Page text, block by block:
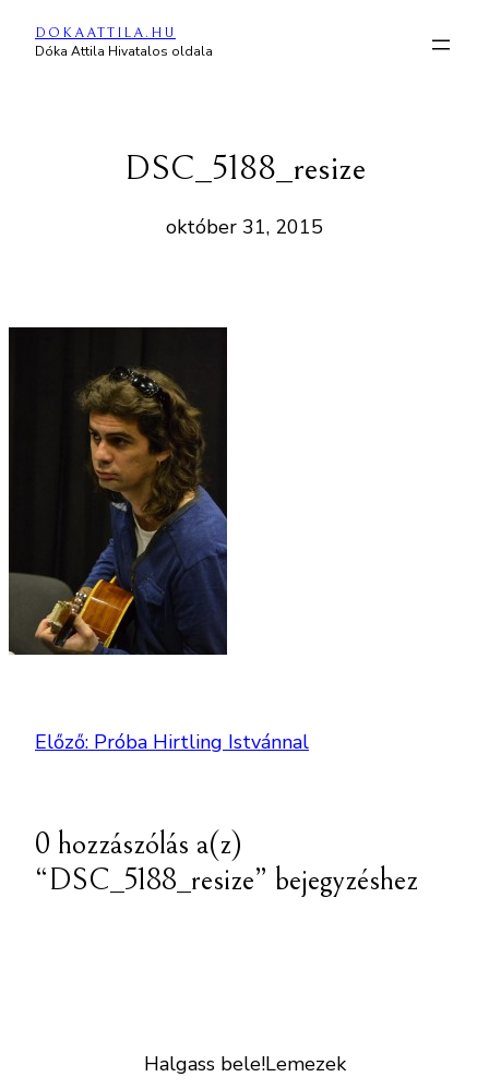
Ugrás
DOKAATTILA.HU
Dóka Attila Hivatalos oldala
DSC_5188_resize
október 31, 2015
Előző: Próba Hirtling Istvánnal
0 hozzászólás a(z)
“DSC_5188_resize” bejegyzéshez
Halgass bele!Lemezek